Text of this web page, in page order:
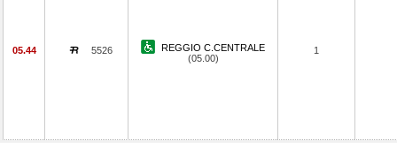
05.44 5526
REGGIO C.CENTRALE
(05.00)
1